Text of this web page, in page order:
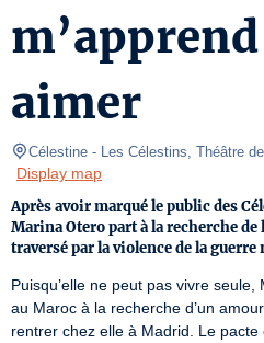
aimer
Célestine - Les Célestins, Théâtre
Display map
Après avoir marqué le public des
Marina Otero part à la recherche de
traversé par la violence de la guerre
Puisqu’elle ne peut pas vivre
au Maroc à la recherche d’un
rentrer chez elle à Madrid. Le pacte